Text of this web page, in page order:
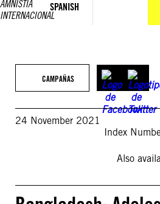
SPANISH
CAMPAÑAS
24 November 2021
Index
Also